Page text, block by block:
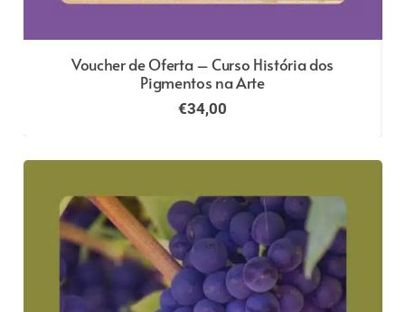
Voucher de Oferta – Curso História dos
Pigmentos na Arte
€34,00